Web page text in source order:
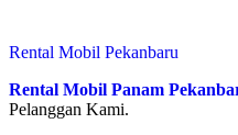
Rental Mobil Pekanbaru
Rental Mobil Panam
Pelanggan Kami.